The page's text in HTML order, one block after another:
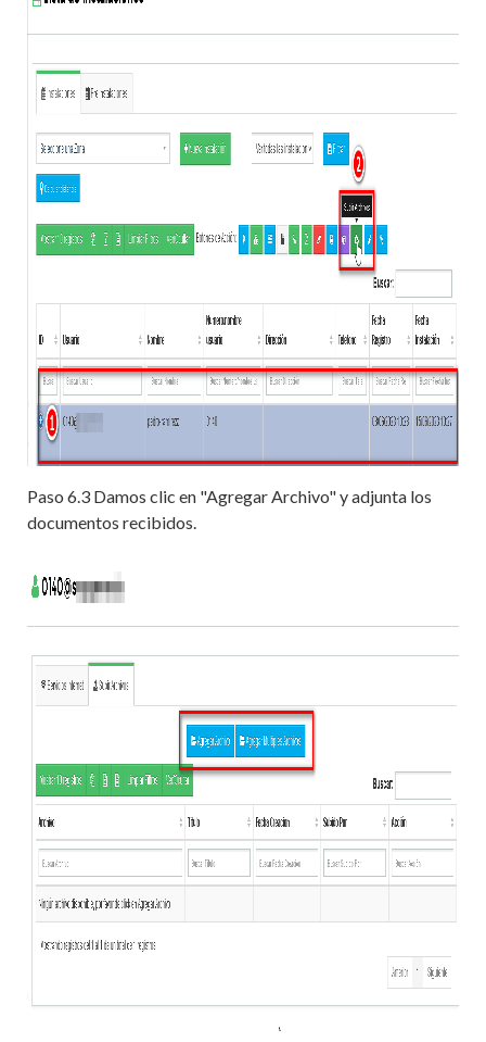
Paso 6.3 Damos clic en "Agregar Archivo" y adjunta los
documentos recibidos.